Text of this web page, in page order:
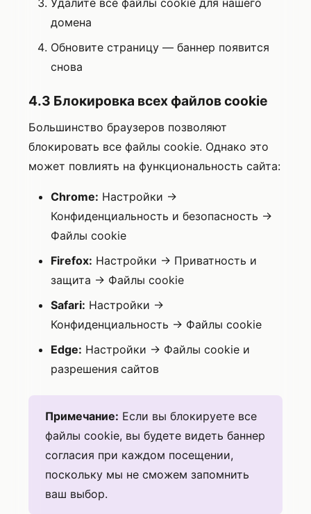
Удалите все файлы cookie для нашего
домена
Обновите страницу — баннер появится
снова
4.3 Блокировка всех файлов cookie
Большинство браузеров позволяют
блокировать все файлы cookie. Однако это
может повлиять на функциональность сайта:
Chrome: Настройки →
Конфиденциальность и безопасность →
Файлы cookie
Firefox: Настройки → Приватность и
защита → Файлы cookie
Safari: Настройки →
Конфиденциальность → Файлы cookie
Edge: Настройки → Файлы cookie и
разрешения сайтов
Примечание: Если вы блокируете все
файлы cookie, вы будете видеть баннер
согласия при каждом посещении,
поскольку мы не сможем запомнить
ваш выбор.